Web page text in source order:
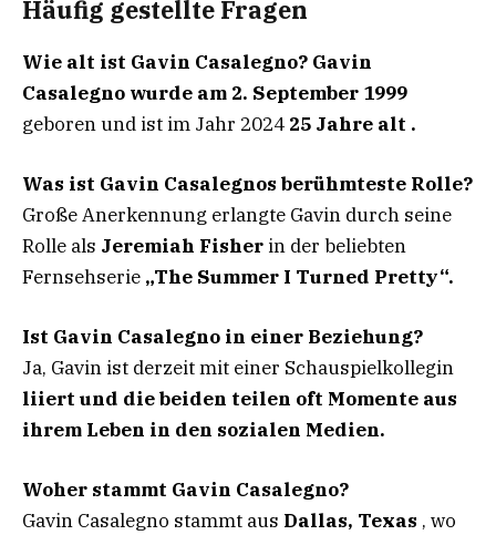
Häufig gestellte Fragen
Wie alt ist Gavin Casalegno? Gavin
Casalegno wurde am 2. September 1999
geboren und ist im Jahr 2024 25 Jahre alt .
Was ist Gavin Casalegnos berühmteste Rolle?
Große Anerkennung erlangte Gavin durch seine
Rolle als Jeremiah Fisher in der beliebten
Fernsehserie „The Summer I Turned Pretty“.
Ist Gavin Casalegno in einer Beziehung?
Ja, Gavin ist derzeit mit einer Schauspielkollegin
liiert und die beiden teilen oft Momente aus
ihrem Leben in den sozialen Medien.
Woher stammt Gavin Casalegno?
Gavin Casalegno stammt aus Dallas, Texas , wo